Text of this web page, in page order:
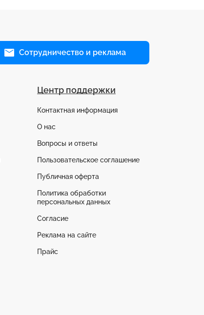
Сотрудничество и реклама
Центр поддержки
Контактная информация
О нас
Вопросы и ответы
Пользовательское соглашение
Публичная оферта
Политика обработки
персональных данных
Согласие
Реклама на сайте
Прайс